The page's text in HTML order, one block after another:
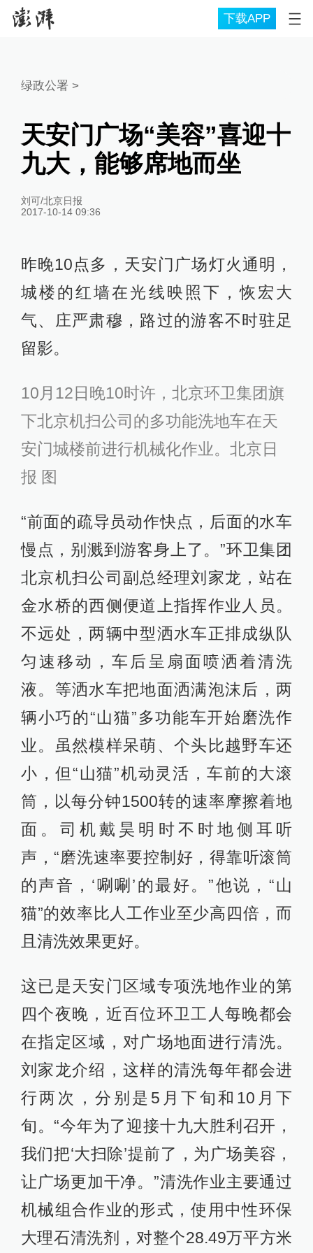
下载APP
绿政公署 >
天安门广场“美容”喜迎十
九大，能够席地而坐
刘可/北京日报
2017-10-14 09:36
昨晚10点多，天安门广场灯火通明，
城楼的红墙在光线映照下，恢宏大
气、庄严肃穆，路过的游客不时驻足
留影。
10月12日晚10时许，北京环卫集团旗
下北京机扫公司的多功能洗地车在天
安门城楼前进行机械化作业。北京日
报 图
“前面的疏导员动作快点，后面的水车
慢点，别溅到游客身上了。”环卫集团
北京机扫公司副总经理刘家龙，站在
金水桥的西侧便道上指挥作业人员。
不远处，两辆中型洒水车正排成纵队
匀速移动，车后呈扇面喷洒着清洗
液。等洒水车把地面洒满泡沫后，两
辆小巧的“山猫”多功能车开始磨洗作
业。虽然模样呆萌、个头比越野车还
小，但“山猫”机动灵活，车前的大滚
筒，以每分钟1500转的速率摩擦着地
面。司机戴昊明时不时地侧耳听
声，“磨洗速率要控制好，得靠听滚筒
的声音，‘唰唰’的最好。”他说，“山
猫”的效率比人工作业至少高四倍，而
且清洗效果更好。
这已是天安门区域专项洗地作业的第
四个夜晚，近百位环卫工人每晚都会
在指定区域，对广场地面进行清洗。
刘家龙介绍，这样的清洗每年都会进
行两次，分别是5月下旬和10月下
旬。“今年为了迎接十九大胜利召开，
我们把‘大扫除’提前了，为广场美容，
让广场更加干净。”清洗作业主要通过
机械组合作业的形式，使用中性环保
大理石清洗剂，对整个28.49万平方米